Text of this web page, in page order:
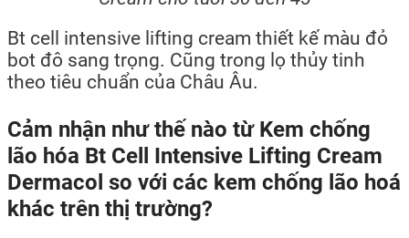
Bt cell intensive lifting cream thiết kế màu đỏ
bot đô sang trọng. Cũng trong lọ thủy tinh
theo tiêu chuẩn của Châu Âu.
Cảm nhận như thế nào từ Kem chống
lão hóa Bt Cell Intensive Lifting Cream
Dermacol so với các kem chống lão hoá
khác trên thị trường?